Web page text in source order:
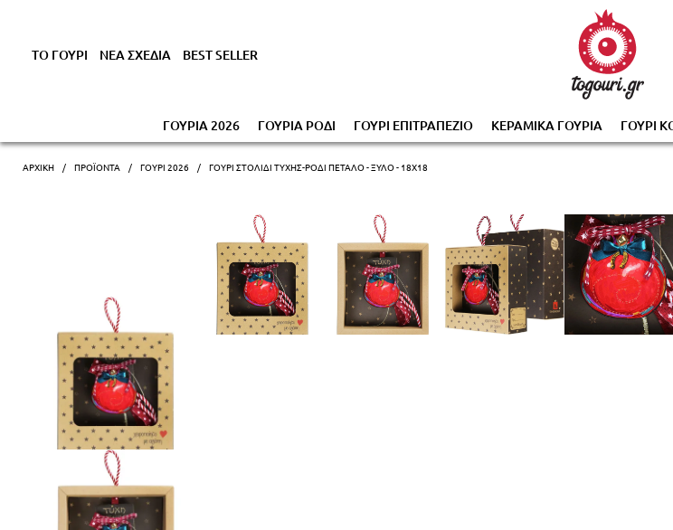
Έκπτωση έως -10% με την αγορά 2 ή
ΤΟ ΓΟΥΡΙ ΝΕΑ ΣΧΕΔΙΑ BEST SELLER
ΓΟΥΡΙΑ 2026 ΓΟΥΡΙΑ ΡΟΔΙ ΓΟΥΡΙ ΕΠΙΤΡΑΠΕΖΙΟ ΚΕΡΑΜΙΚΑ ΓΟΥΡΙΑ ΓΟΥΡΙ
ΑΡΧΙΚΗ ΠΡΟΪΌΝΤΑ ΓΟΎΡΙ 2026 ΓΟΎΡΙ ΣΤΟΛΊΔΙ ΤΎΧΗΣ-ΡΌΔΙ ΠΈΤΑΛΟ - ΞΥΛΟ - 18X18